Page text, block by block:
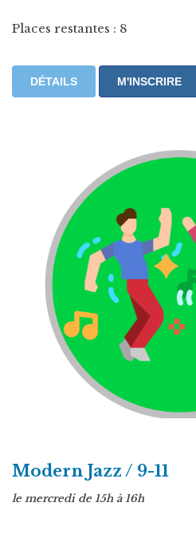
Places restantes : 8
DÉTAILS M'INSCRIRE
Modern Jazz / 9-11
le mercredi de 15h à 16h